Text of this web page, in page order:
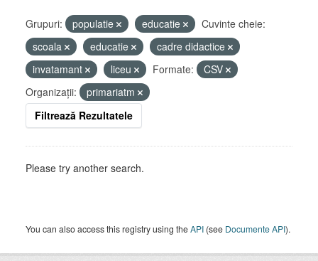
Grupuri: populatie educatie
Cuvinte cheie:
scoala
educatie
cadre didactice
invatamant
liceu Formate:
CSV
Organizații:
primariatm
Filtrează Rezultatele
Please try another search.
You can also access this registry using theAPI (see Documente API).